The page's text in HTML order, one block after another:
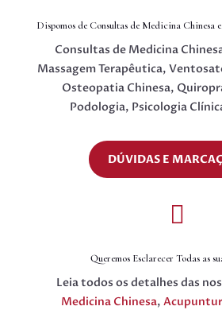
Dispomos de Consultas de Medicina Chinesa
Consultas de Medicina
Massagem Terapêutica,
Osteopatia Chinesa,
Podologia, Psicologia
DÚVIDAS E

Queremos Esclarecer Todas as
Leia todos os detalhes das
Medicina Chinesa,